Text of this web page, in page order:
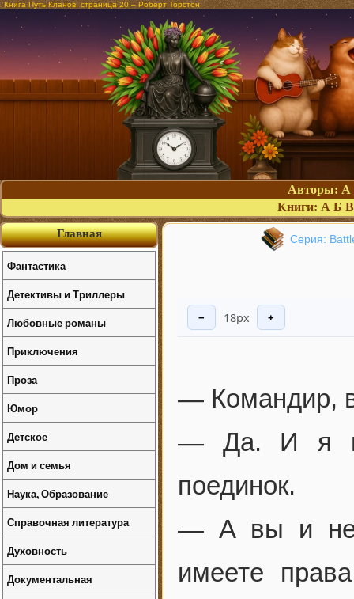
Книга Путь Кланов, страница 20 – Роберт Торстон
Авторы: А
Книги: А Б В
Серия:
− 18px +
— Командир,
— Да. И я
поединок.
— А вы и не
имеете
Главная
Фантастика
Детективы и Триллеры
Любовные романы
Приключения
Проза
Юмор
Детское
Дом и семья
Наука, Образование
Справочная литература
Духовность
Документальная